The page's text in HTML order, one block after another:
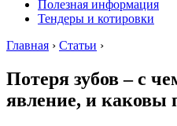
Полезная информация
Тендеры и котировки
Главная › Статьи ›
Потеря зубов – с
явление, и каковы